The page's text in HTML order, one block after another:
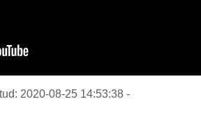
2020-08-25 14:53:38 -